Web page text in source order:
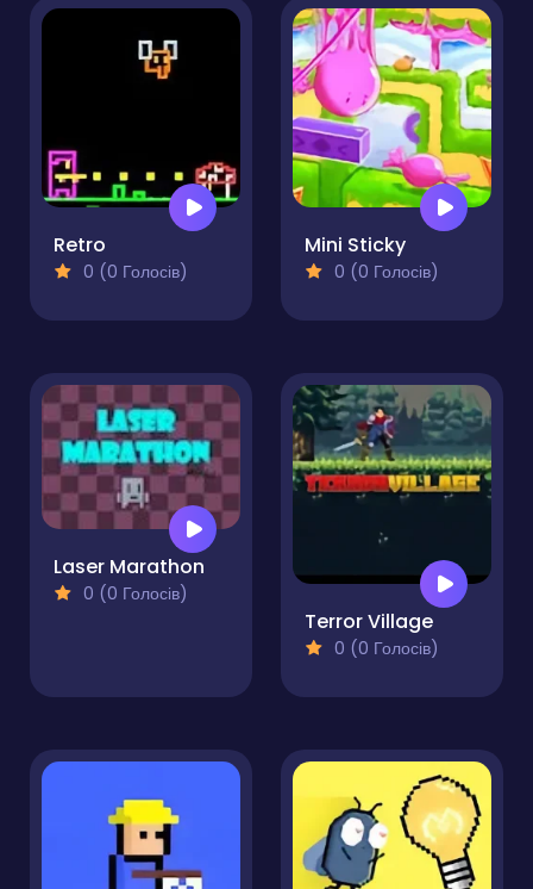
Retro
0 (0 Голосів)
Mini Sticky
0 (0 Голосів)
Laser Marathon
0 (0 Голосів)
Terror Village
0 (0 Голосів)